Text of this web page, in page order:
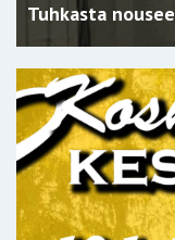
Tuhkasta